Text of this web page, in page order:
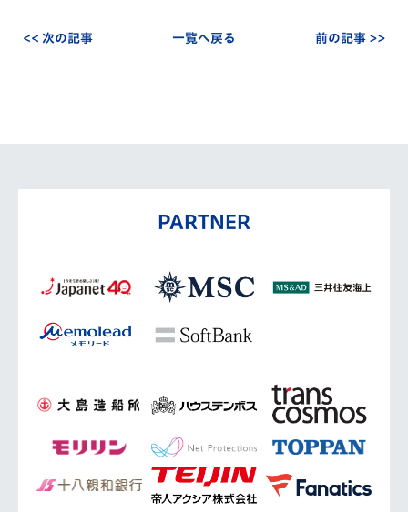
<< 次の記事 一覧へ戻る 前の記事 >>
PARTNER